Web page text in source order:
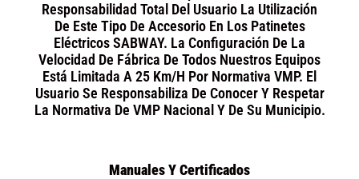
Responsabilidad Total Del Usuario La Utilización
De Este Tipo De Accesorio En Los Patinetes
Eléctricos SABWAY. La Configuración De La
Velocidad De Fábrica De Todos Nuestros Equipos
Está Limitada A 25 Km/h Por Normativa VMP. El
Usuario Se Responsabiliza De Conocer Y Respetar
La Normativa De VMP Nacional Y De Su Municipio.
Manuales Y Certificados